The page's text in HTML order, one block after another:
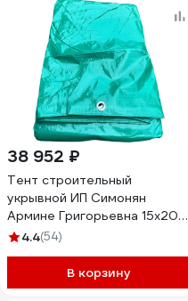
38 952 ₽
Тент строительный
укрывной ИП Симонян
Армине Григорьевна 15х20 м
120_15х20
4.4(54)
В корзину